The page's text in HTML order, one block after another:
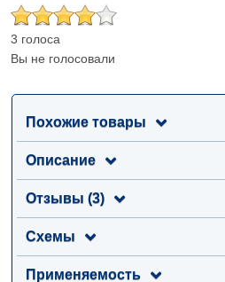
3 голоса
Вы не голосовали
Похожие товары
Описание
Отзывы (3)
Схемы
Применяемость